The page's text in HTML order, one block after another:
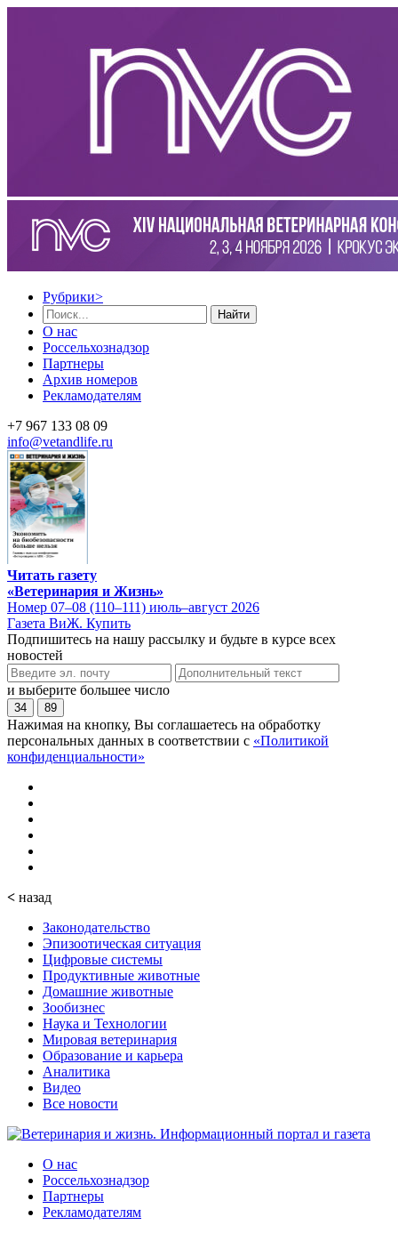
Рубрики>
Найти
О нас
Россельхознадзор
Партнеры
Архив номеров
Рекламодателям
+7 967 133 08 09
info@vetandlife.ru
Читать газету
«Ветеринария и Жизнь»
Номер 07–08 (110–111) июль–август 2026
Газета ВиЖ. Купить
Подпишитесь на нашу рассылку и будьте в курсе всех
новостей
и выберите большее число
34 89
Нажимая на кнопку, Вы соглашаетесь на обработку
персональных данных в соответствии с «Политикой
конфиденциальности»
< назад
Законодательство
Эпизоотическая ситуация
Цифровые системы
Продуктивные животные
Домашние животные
Зообизнес
Наука и Технологии
Мировая ветеринария
Образование и карьера
Аналитика
Видео
Все новости
О нас
Россельхознадзор
Партнеры
Рекламодателям